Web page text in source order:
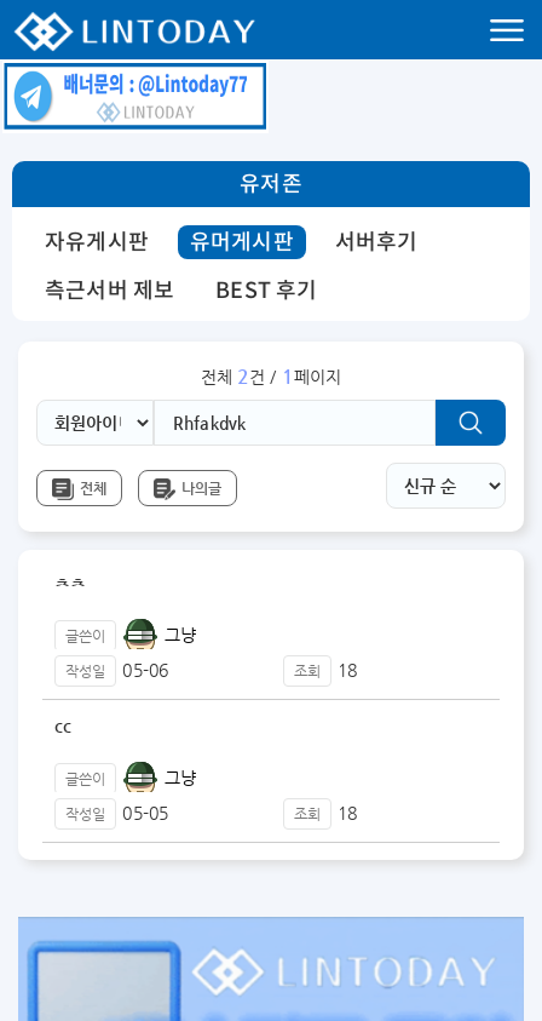
리니지 프리서버 홍보 및 프리서버 홍보 커뮤니티 사이트 린투데이 입니다.
유저존
자유게시판 유머게시판
서버후기
측근서버 제보
BEST 후기
전체 2건 / 1 페이지
전체 나의글
ㅊㅊ
글쓴이 그냥
작성일 05-06 조회 18
cc
글쓴이 그냥
작성일 05-05 조회 18